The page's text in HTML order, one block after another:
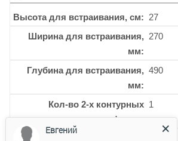
Высота для встраивания, см
27
Ширина для встраивания,
мм
270
Глубина для встраивания,
мм
490
Кол-во 2-х контурных
конфорок
1
Евгений